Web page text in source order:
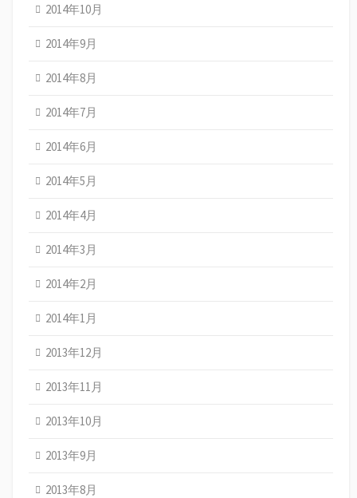
2014年10月
2014年9月
2014年8月
2014年7月
2014年6月
2014年5月
2014年4月
2014年3月
2014年2月
2014年1月
2013年12月
2013年11月
2013年10月
2013年9月
2013年8月